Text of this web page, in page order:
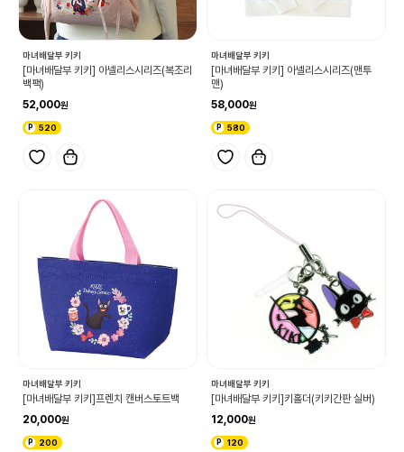
마녀배달부 키키
[마녀배달부 키키] 아넬리스시리즈(복조리
백팩)
52,000
520
마녀배달부 키키
[마녀배달부 키키] 아넬리스시리즈(맨투
맨)
58,000
580
마녀배달부 키키
[마녀배달부 키키]프렌치 캔버스토트백
20,000
200
마녀배달부 키키
[마녀배달부 키키]키홀더(키키간판 실버)
12,000
120